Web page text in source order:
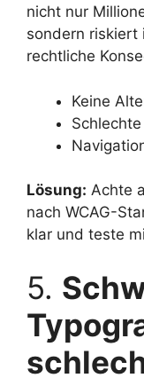
nicht nur
sondern riskiert
rechtliche
Keine
Lösung: Achte
nach WCAG-
klar und teste
5.